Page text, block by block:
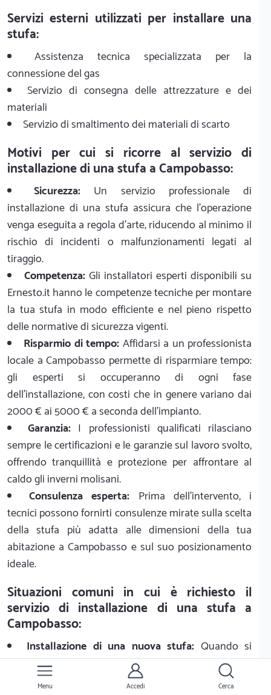
Servizi esterni utilizzati per installare una
stufa:
Assistenza tecnica specializzata per la
connessione del gas
Servizio di consegna delle attrezzature e dei
materiali
Servizio di smaltimento dei materiali di scarto
Motivi per cui si ricorre al servizio di
installazione di una stufa a Campobasso:
Sicurezza: Un servizio professionale di
installazione di una stufa assicura che l'operazione
venga eseguita a regola d'arte, riducendo al minimo il
rischio di incidenti o malfunzionamenti legati al
tiraggio.
Competenza: Gli installatori esperti disponibili su
Ernesto.it hanno le competenze tecniche per montare
la tua stufa in modo efficiente e nel pieno rispetto
delle normative di sicurezza vigenti.
Risparmio di tempo: Affidarsi a un professionista
locale a Campobasso permette di risparmiare tempo:
gli esperti si occuperanno di ogni fase
dell'installazione, con costi che in genere variano dai
2000 € ai 5000 € a seconda dell'impianto.
Garanzia: I professionisti qualificati rilasciano
sempre le certificazioni e le garanzie sul lavoro svolto,
offrendo tranquillità e protezione per affrontare al
caldo gli inverni molisani.
Consulenza esperta: Prima dell'intervento, i
tecnici possono fornirti consulenze mirate sulla scelta
della stufa più adatta alle dimensioni della tua
abitazione a Campobasso e sul suo posizionamento
ideale.
Situazioni comuni in cui è richiesto il
servizio di installazione di una stufa a
Campobasso:
Installazione di una nuova stufa: Quando si
acquista un nuovo impianto (con preventivi medi tra
2000 € e 5000 €), è fondamentale prenotare un
Menu Accedi Cerca